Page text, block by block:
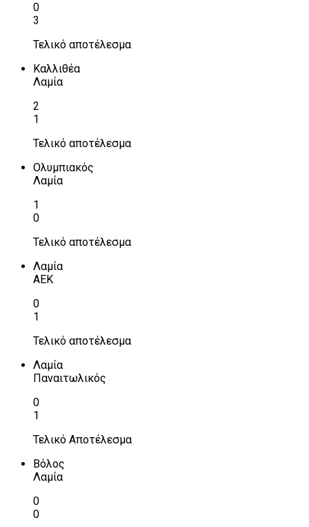
0
3
Τελικό αποτέλεσμα
Καλλιθέα
Λαμία
2
1
Τελικό αποτέλεσμα
Ολυμπιακός
Λαμία
1
0
Τελικό αποτέλεσμα
Λαμία
ΑΕΚ
0
1
Τελικό αποτέλεσμα
Λαμία
Παναιτωλικός
0
1
Τελικό Αποτέλεσμα
Βόλος
Λαμία
0
0